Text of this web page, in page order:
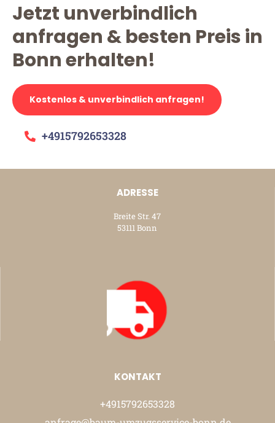
Jetzt unverbindlich
anfragen & besten Preis in
Bonn erhalten!
Kostenlos & unverbindlich anfragen!
+4915792653328
ADRESSE
Breite Str. 47
53111 Bonn
KONTAKT
+4915792653328